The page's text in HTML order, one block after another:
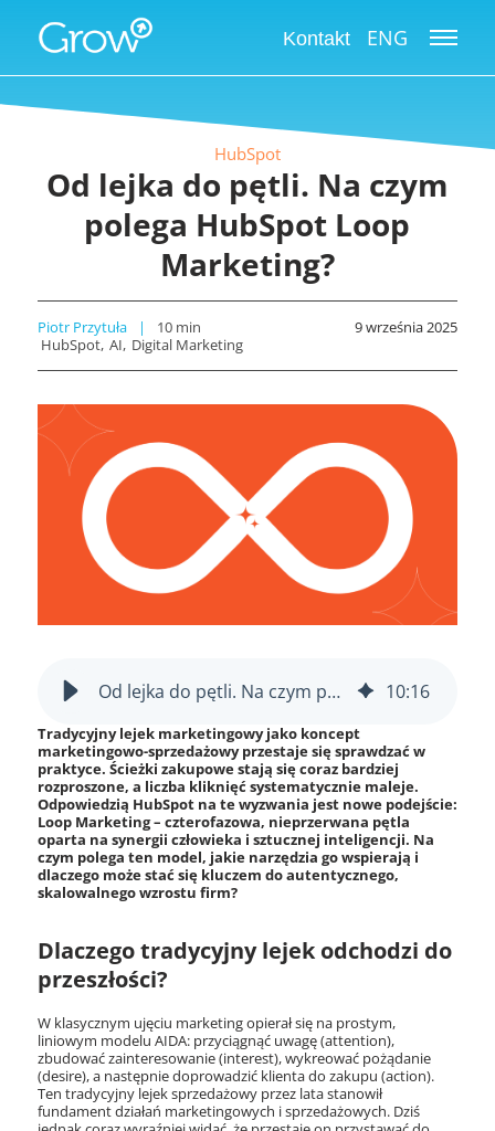
Kontakt ENG
HubSpot
Od lejka do pętli. Na czym
polega HubSpot Loop
Marketing?
Piotr Przytuła 10min
9 września 2025
HubSpot AI Digital Marketing
Od lejka do pętli. Na czym polega HubSpot Loop Marketing? 10:16
Tradycyjny lejek marketingowy jako koncept
marketingowo-sprzedażowyprzestaje się sprawdzać w
praktyce. Ścieżki zakupowe stają sięcoraz bardziej
rozproszone, a liczba kliknięć systematycznie maleje.
Odpowiedzią HubSpotna te wyzwania jest nowe podejście:
LoopMarketing – czterofazowa, nieprzerwana pętla
oparta na synergii człowieka i sztucznej inteligencji. Na
czym polega ten model, jakie narzędzia go wspierają i
dlaczego może stać się kluczem do autentycznego,
skalowalnego wzrostu firm?
Dlaczego tradycyjny lejek odchodzi do
przeszłości?
W klasycznym ujęciu marketing opierał się na prostym,
liniowym modelu AIDA: przyciągnąć uwagę (attention),
zbudować zainteresowanie (interest), wykreować pożądanie
(desire), a następnie doprowadzić klienta do zakupu (action).
Ten tradycyjny lejek sprzedażowy przez lata stanowił
fundament działań marketingowych i sprzedażowych. Dziś